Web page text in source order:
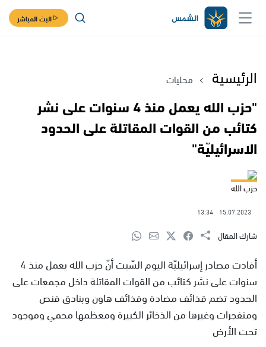
البث المباشر
الرئيسية محليات
"حزب الله يعمل منذ 4 سنوات على نشر
كتائب من القوات المقاتلة على الحدود
الاسرائيليّة"
حزب الله
15.07.2023
13:34
شارك المقال
أفادت مصادر إسرائيليّة اليوم السّبت أنّ حزب الله يعمل منذ 4
سنوات على نشر كتائب من القوات المقاتلة داخل مجمعات على
الحدود تضم قذائف مضادة وقذائف هاون وبنادق قنص
ومتفجرات وغيرها من الذخائر الكبيرة ومعظمها محمي وموجود
تحت الأرض